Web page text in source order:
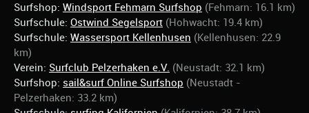
Surfshop: Windsport Fehmarn Surfshop (Fehmarn: 16.1 km)
Surfschule: Ostwind Segelsport (Hohwacht: 19.4 km)
Surfschule: Wassersport Kellenhusen (Kellenhusen: 22.9
km)
Verein: Surfclub Pelzerhaken e.V. (Neustadt: 32.1 km)
Surfshop: sail&surf Online Surfshop (Neustadt -
Pelzerhaken: 33.2 km)